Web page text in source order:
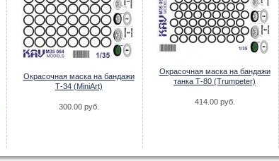
Окрасочная маска на бандажи
Т-34 (MiniArt)
300.00 руб.
Окрасочная маска на бандажи
танка Т-80 (Trumpeter)
414.00 руб.